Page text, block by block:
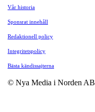
Vår historia
Sponsrat innehåll
Redaktionell policy
Integritetspolicy
Bästa kändissajterna
© Nya Media i Norden AB